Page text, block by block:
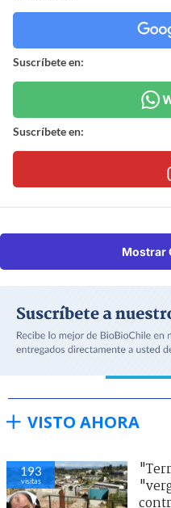
Suscríbete en:
Suscríbete en:
Mostrar
VISTO AHORA
193
visitas